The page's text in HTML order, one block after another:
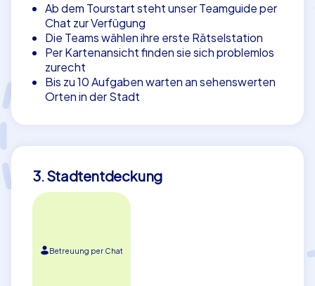
Ab dem Tourstart steht unser Teamguide per
Chat zur Verfügung
Die Teams wählen ihre erste Rätselstation
Per Kartenansicht finden sie sich problemlos
zurecht
Bis zu 10 Aufgaben warten an sehenswerten
Orten in der Stadt
3. Stadtentdeckung
Betreuung per Chat